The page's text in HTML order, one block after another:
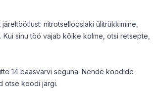
nitrotsellooslaki ülitrükkimine,
sinu töö vajab kõike kolme, otsi retsepte,
14 baasvärvi seguna. Nende koodide
otse koodi järgi.